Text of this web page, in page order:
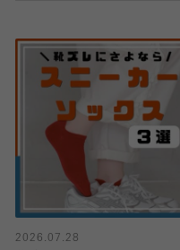
2026.07.28